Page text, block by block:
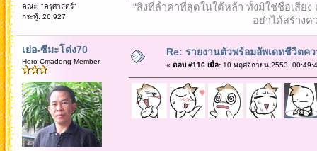
คณะ: "ครุศาสตร์"
กระทู้: 26,927
“สิ่งที่ล้ำค่าที่สุดในใต้หล้า ทั้งมิใช่ชื่อเสีย
อย่าได้สร้างค
เย่อ-ซีมะโด่ง70
Hero Cmadong Member
Re: รายงานตัวพร้อมอัพเดทชีวิตค
« ตอบ #116 เมื่อ:10 พฤศจิกายน 2553,